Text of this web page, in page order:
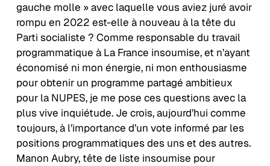
gauche molle » avec laquelle vous aviez juré avoir
rompu en 2022 est-elle à nouveau à la tête du
Parti socialiste ? Comme responsable du travail
programmatique à La France insoumise, et n’ayant
économisé ni mon énergie, ni mon enthousiasme
pour obtenir un programme partagé ambitieux
pour la NUPES, je me pose ces questions avec la
plus vive inquiétude. Je crois, aujourd’hui comme
toujours, à l’importance d’un vote informé par les
positions programmatiques des uns et des autres.
Manon Aubry, tête de liste insoumise pour